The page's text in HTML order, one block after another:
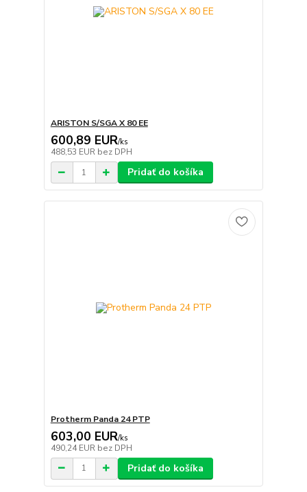
ARISTON S/SGA X 80 EE
600,89 EUR/ks
488,53 EUR bez DPH
Pridať do košíka
Protherm Panda 24 PTP
603,00 EUR/ks
490,24 EUR bez DPH
Pridať do košíka